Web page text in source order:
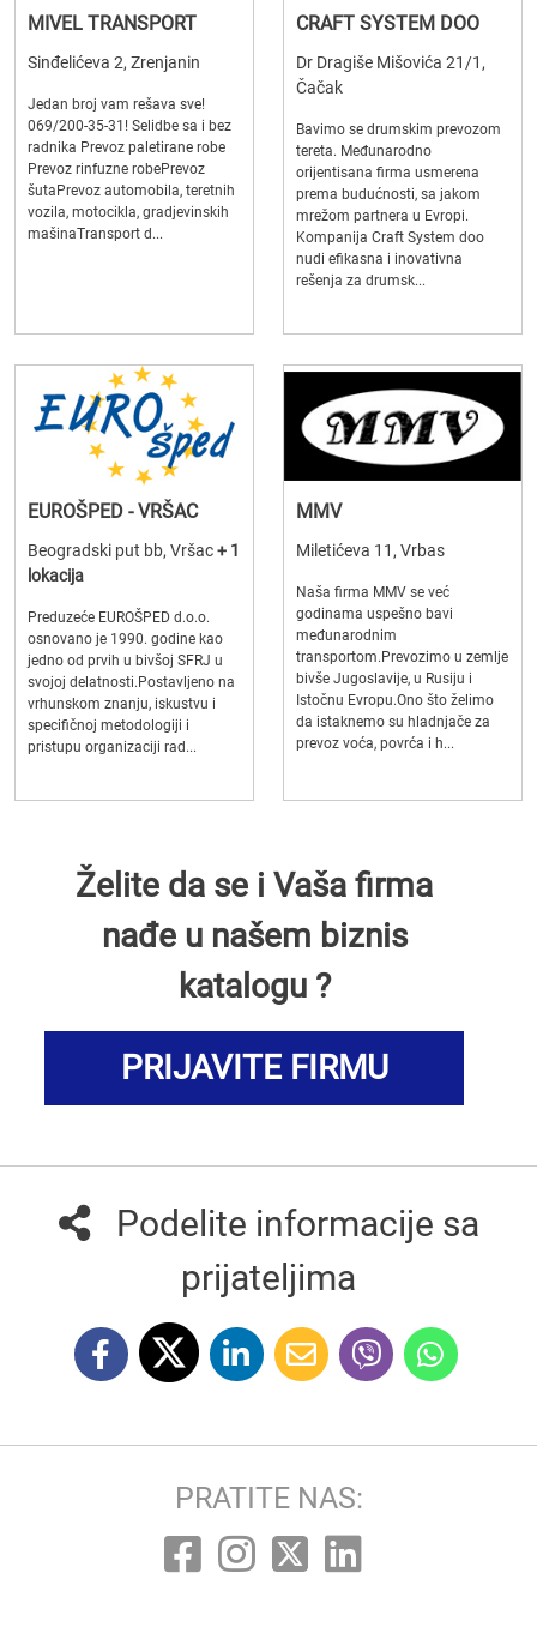
MIVEL TRANSPORT
Sinđelićeva 2, Zrenjanin
Jedan broj vam rešava sve!
069/200-35-31! Selidbe sa i bez
radnika Prevoz paletirane robe
Prevoz rinfuzne robePrevoz
šutaPrevoz automobila, teretnih
vozila, motocikla, gradjevinskih
mašinaTransport d...
CRAFT SYSTEM DOO
Dr Dragiše Mišovića 21/1,
Čačak
Bavimo se drumskim prevozom
tereta. Međunarodno
orijentisana firma usmerena
prema budućnosti, sa jakom
mrežom partnera u Evropi.
Kompanija Craft System doo
nudi efikasna i inovativna
rešenja za drumsk...
EUROŠPED - VRŠAC
Beogradski put bb, Vršac+ 1
lokacija
Preduzeće EUROŠPED d.o.o.
osnovano je 1990. godine kao
jedno od prvih u bivšoj SFRJ u
svojoj delatnosti.Postavljeno na
vrhunskom znanju, iskustvu i
specifičnoj metodologiji i
pristupu organizaciji rad...
MMV
Miletićeva 11, Vrbas
Naša firma MMV se već
godinama uspešno bavi
međunarodnim
transportom.Prevozimo u zemlje
bivše Jugoslavije, u Rusiju i
Istočnu Evropu.Ono što želimo
da istaknemo su hladnjače za
prevoz voća, povrća i h...
Želite da se i Vaša firma
nađe u našem biznis
katalogu ?
PRIJAVITE FIRMU
Podelite informacije sa
prijateljima
PRATITE NAS: